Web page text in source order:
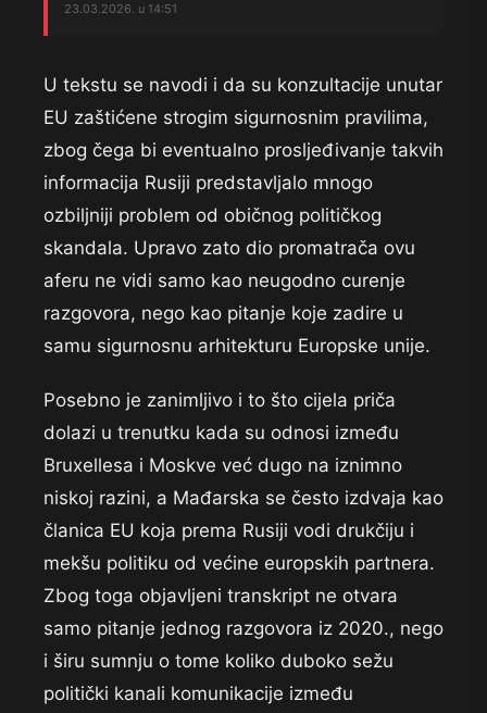
23.03.2026. u 14:51
U tekstu se navodi i da su konzultacije unutar
EU zaštićene strogim sigurnosnim pravilima,
zbog čega bi eventualno prosljeđivanje takvih
informacija Rusiji predstavljalo mnogo
ozbiljniji problem od običnog političkog
skandala. Upravo zato dio promatrača ovu
aferu ne vidi samo kao neugodno curenje
razgovora, nego kao pitanje koje zadire u
samu sigurnosnu arhitekturu Europske unije.
Posebno je zanimljivo i to što cijela priča
dolazi u trenutku kada su odnosi između
Bruxellesa i Moskve već dugo na iznimno
niskoj razini, a Mađarska se često izdvaja kao
članica EU koja prema Rusiji vodi drukčiju i
mekšu politiku od većine europskih partnera.
Zbog toga objavljeni transkript ne otvara
samo pitanje jednog razgovora iz 2020., nego
i širu sumnju o tome koliko duboko sežu
politički kanali komunikacije između